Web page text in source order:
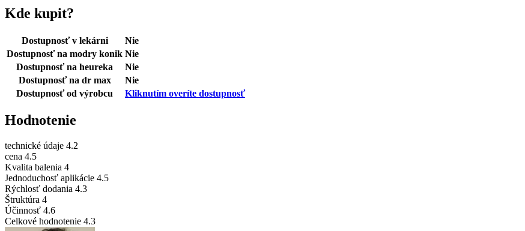
Kde kupit?
Dostupnosť v lekárni
Nie
Dostupnosť na modry konik Nie
Dostupnosť na heureka
Nie
Dostupnosť na dr max
Nie
Dostupnosť od výrobcu
Kliknutím overíte dostupnosť
Hodnotenie
technické údaje 4.2
cena 4.5
Kvalita balenia 4
Jednoduchosť aplikácie 4.5
Rýchlosť dodania 4.3
Štruktúra 4
Účinnosť 4.6
Celkové hodnotenie 4.3